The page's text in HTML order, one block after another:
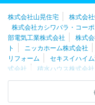
株式会社山晃住宅 株式会
株式会社カシワバラ・コー
部電気工業株式会社
株式
ト
ニッカホーム株式会社
リフォーム
セキスイハイ
式会社
積水ハウス株式会社
レニシ株式会社
株式会社
大和ハウ
ん